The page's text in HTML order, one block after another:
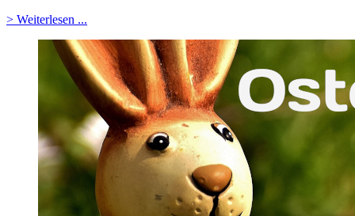
> Weiterlesen ...